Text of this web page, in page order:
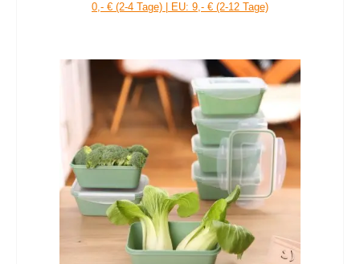
0,- € (2-4 Tage) | EU: 9,- € (2-12 Tage)